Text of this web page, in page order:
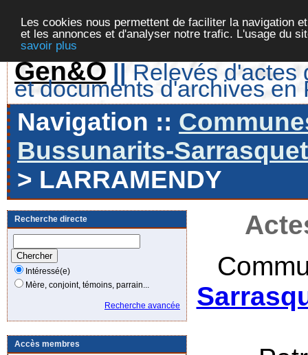
Les cookies nous permettent de faciliter la navigation
et les annonces et d'analyser notre trafic. L'usage du
savoir plus
Gen&O || Relevés d'actes
et documents d'archives en
Navigation ::
Bussunarits-
> LARRAMENDY
Recherche directe
Intéressé(e)
Mère, conjoint, témoins, parrain...
Recherche avancée
Accès membres